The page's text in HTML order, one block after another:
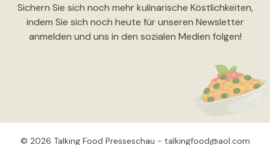
Sichern Sie sich noch mehr kulinarische Köstlichkeiten,
indem Sie sich noch heute für unseren Newsletter
anmelden und uns in den sozialen Medien folgen!
© 2026 Talking Food Presseschau - talkingfood@aol.com